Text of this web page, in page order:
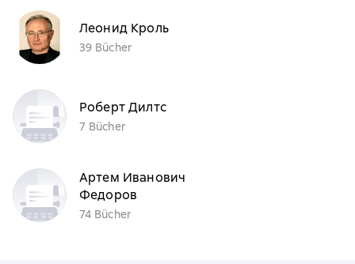
Леонид Кроль
39 Bücher
Роберт Дилтс
7 Bücher
Артем Иванович
Федоров
74 Bücher